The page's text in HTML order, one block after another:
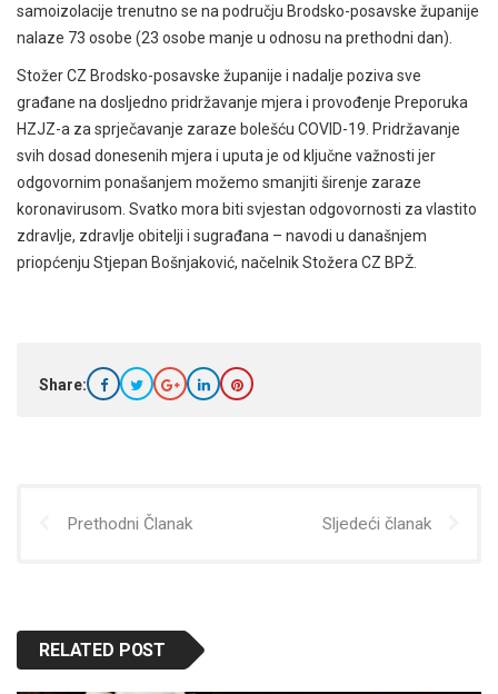
samoizolacije trenutno se na području Brodsko-posavske županije
nalaze 73 osobe (23 osobe manje u odnosu na prethodni dan).
Stožer CZ Brodsko-posavske županije i nadalje poziva sve
građane na dosljedno pridržavanje mjera i provođenje Preporuka
HZJZ-a za sprječavanje zaraze bolešću COVID-19. Pridržavanje
svih dosad donesenih mjera i uputa je od ključne važnosti jer
odgovornim ponašanjem možemo smanjiti širenje zaraze
koronavirusom. Svatko mora biti svjestan odgovornosti za vlastito
zdravlje, zdravlje obitelji i sugrađana – navodi u današnjem
priopćenju Stjepan Bošnjaković, načelnik Stožera CZ BPŽ.
Share:
Prethodni Članak Sljedeći članak
RELATED POST